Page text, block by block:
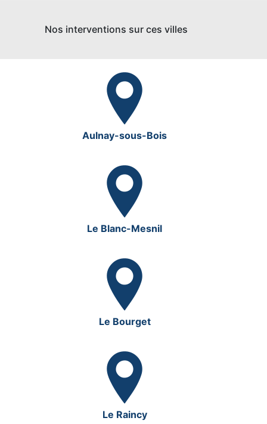
Nos interventions sur ces villes
Aulnay-sous-Bois
Le Blanc-Mesnil
Le Bourget
Le Raincy